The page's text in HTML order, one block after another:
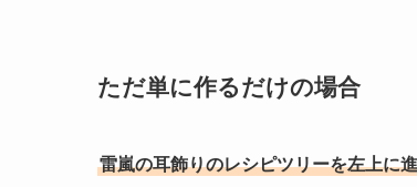
ただ単に作るだけの場合
雷嵐の耳飾りのレシピツリーを左上に